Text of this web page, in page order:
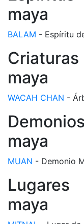
maya
BALAM - Espíritu
maya
WACAH CHAN -
maya
MUAN - Demonio
maya